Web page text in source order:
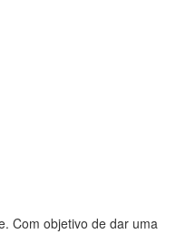
Com objetivo de dar uma